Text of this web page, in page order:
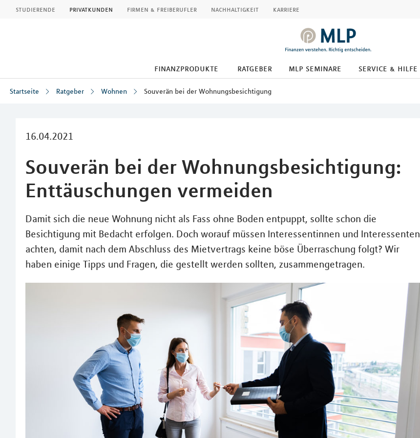
studierende privatkunden firmen & freiberufler nachhaltigkeit karriere
finanzprodukte ratgeber mlp seminare service & hilfe
Startseite Ratgeber Wohnen Souverän bei der Wohnungsbesichtigung
16.04.2021
Souverän bei der Wohnungsbesichtigung:
Enttäuschungen vermeiden
Damit sich die neue Wohnung nicht als Fass ohne Boden entpuppt, sollte schon die
Besichtigung mit Bedacht erfolgen. Doch worauf müssen Interessentinnen und Interessenten
achten, damit nach dem Abschluss des Mietvertrags keine böse Überraschung folgt? Wir
haben einige Tipps und Fragen, die gestellt werden sollten, zusammengetragen.